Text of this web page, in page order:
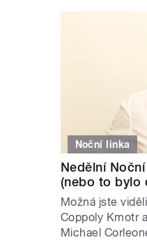
Noční linka
Nedělní
(nebo to bylo
Možná jste
Coppoly Kmotr
Michael